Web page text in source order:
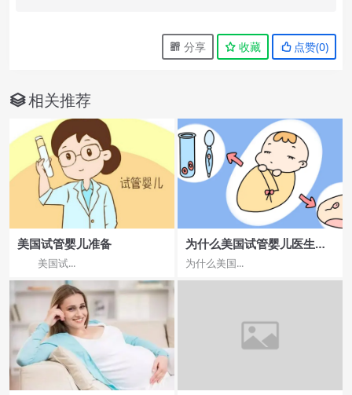
分享 收藏 点赞(0)
相关推荐
美国试管婴儿准备
美国试...
为什么美国试管婴儿医生会
建议减胎？
为什么美国...